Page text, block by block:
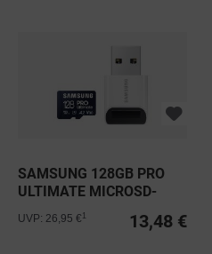
SAMSUNG 128GB PRO
ULTIMATE MICROSD-
KARTE +...
13,48 €
UVP: 26,95 €